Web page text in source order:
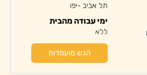
תל אביב -יפו
ימי עבודה מהבית
ללא
הגש מועמדות